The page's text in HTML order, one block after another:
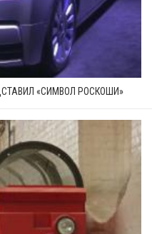
«СИМВОЛ РОСКОШИ»